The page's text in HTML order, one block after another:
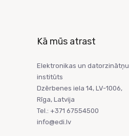
Kā mūs atrast
Elektronikas un datorzinātņu
institūts
Dzērbenes iela 14, LV-1006,
Rīga, Latvija
Tel.: +371 67554500
info@edi.lv